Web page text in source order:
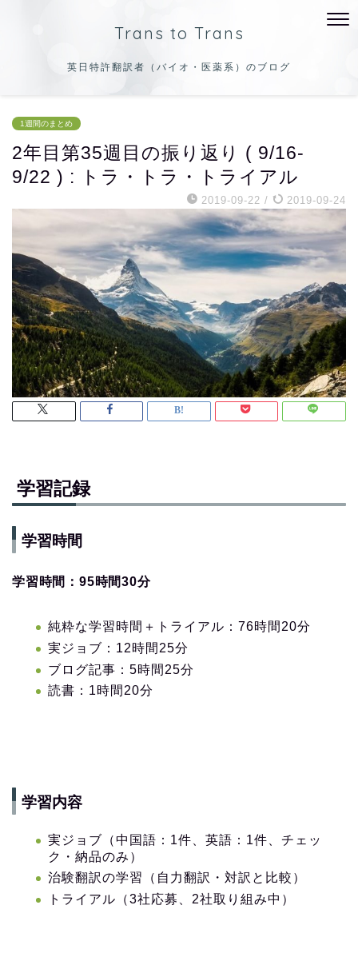
Trans to Trans
英日特許翻訳者（バイオ・医薬系）のブログ
1週間のまとめ
2年目第35週目の振り返り ( 9/16-
9/22 ) : トラ・トラ・トライアル
2019-09-22 / 2019-09-24
学習記録
学習時間
学習時間：95時間30分
純粋な学習時間＋トライアル：76時間20分
実ジョブ：12時間25分
ブログ記事：5時間25分
読書：1時間20分
学習内容
実ジョブ（中国語：1件、英語：1件、チェッ
ク・納品のみ）
治験翻訳の学習（自力翻訳・対訳と比較）
トライアル（3社応募、2社取り組み中）